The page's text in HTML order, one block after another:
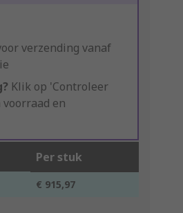
verzending vanaf
Klik op 'Controleer
en
Per stuk
€ 915,97